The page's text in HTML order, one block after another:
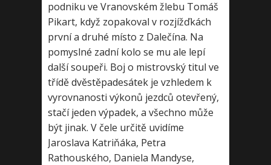
podniku ve Vranovském žlebu Tomáš
Pikart, když zopakoval v rozjížďkách
první a druhé místo z Dalečína. Na
pomyslné zadní kolo se mu ale lepí
další soupeři. Boj o mistrovský titul ve
třídě dvěstěpadesátek je vzhledem k
vyrovnanosti výkonů jezdců otevřený,
stačí jeden výpadek, a všechno může
být jinak. V čele určitě uvidíme
Jaroslava Katriňáka, Petra
Rathouského, Daniela Mandyse,